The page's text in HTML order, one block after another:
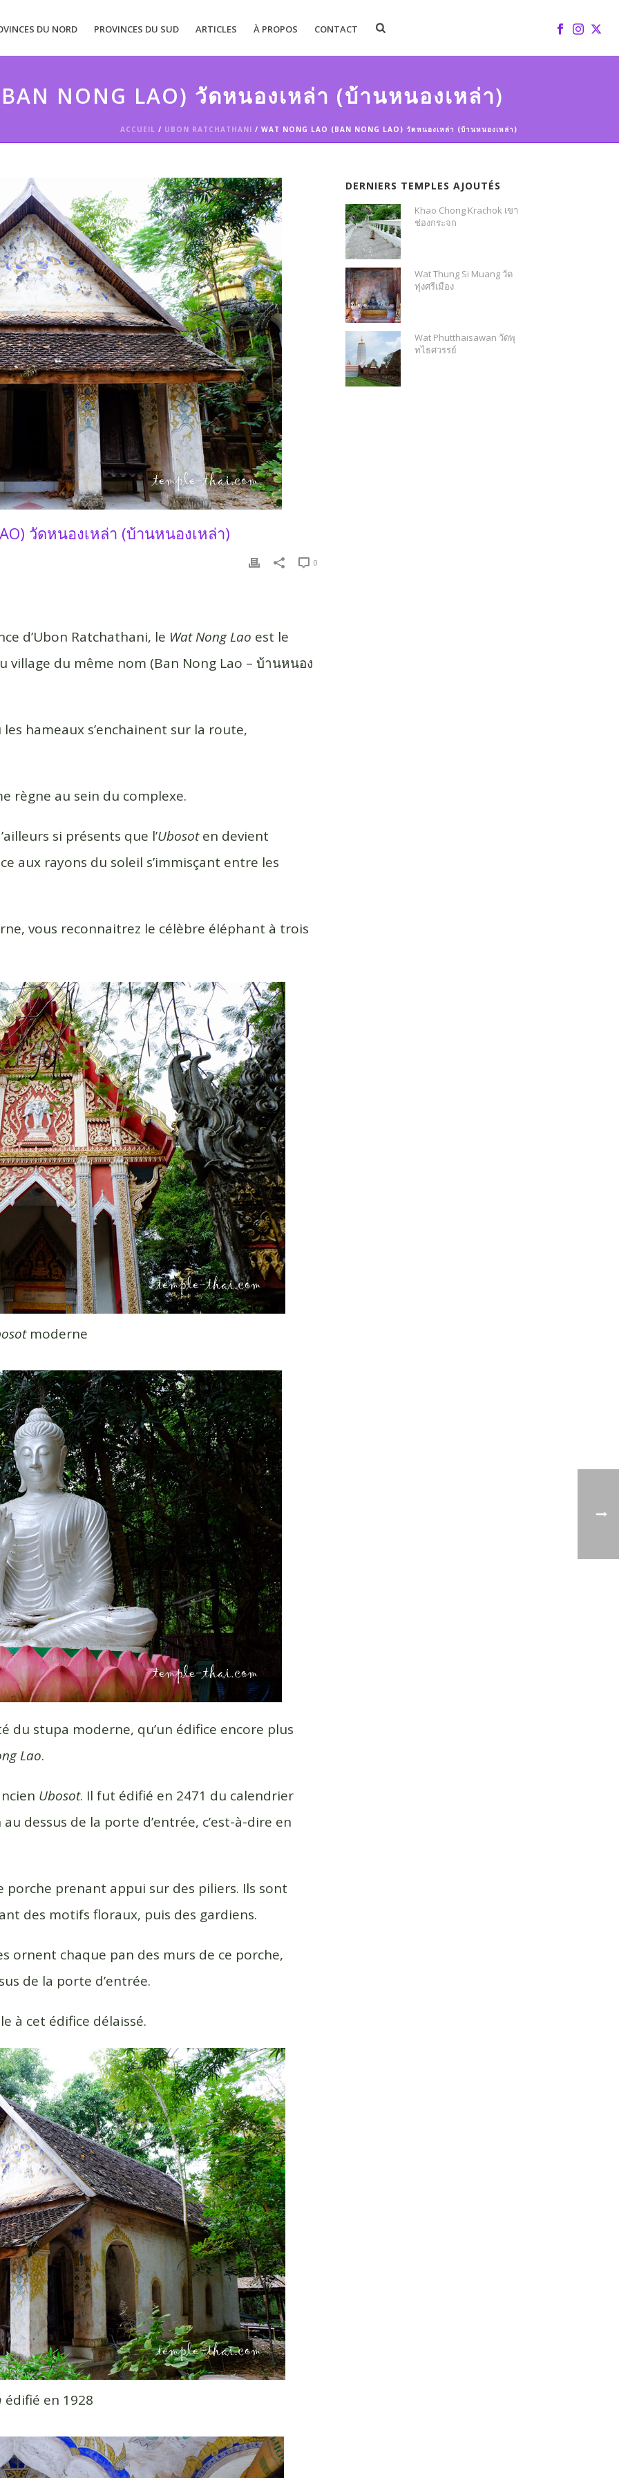
DU NORD PROVINCES DU SUD ARTICLES À PROPOS CONTACT
NONG LAO) วัดหนองเหล่า (บ้านหนองเหล่า)
ACCUEIL / UBON RATCHATHANI / WAT NONG LAO (BAN NONG LAO) วัดหนองเหล่า (บ้านหนองเหล่า)
วัดหนองเหล่า (บ้านหนองเหล่า)
0
d’Ubon Ratchathani, le Wat Nong Lao est le
du même nom (Ban Nong Lao – บ้านหนอง
hameaux s’enchainent sur la route,
règne au sein du complexe.
si présents que l’Ubosoten devient
aux rayons du soleil s’immisçant entre les
vous reconnaitrez le célèbre éléphant à trois
moderne
du stupa moderne, qu’un édifice encore plus
Lao.
Ubosot. Il fut édifié en 2471 du calendrier
dessus de la porte d’entrée, c’est-à-dire en
prenant appui sur des piliers. Ils sont
des motifs floraux, puis des gardiens.
ornent chaque pan des murs de ce porche,
de la porte d’entrée.
à cet édifice délaissé.
édifié en 1928
DERNIERS TEMPLES AJOUTÉS
Khao Chong Krachok เขา
ช่องกระจก
Wat Thung Si Muang วัด
ทุ่งศรีเมือง
Wat Phutthaisawan วัดพุ
ทไธศวรรย์